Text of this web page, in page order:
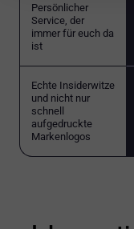
Persönlicher
Service, der
immer für euch da
ist
Echte Insiderwitze
und nicht nur
schnell
aufgedruckte
Markenlogos